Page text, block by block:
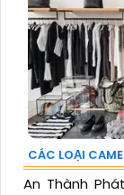
CÁC LOẠI
An Thành